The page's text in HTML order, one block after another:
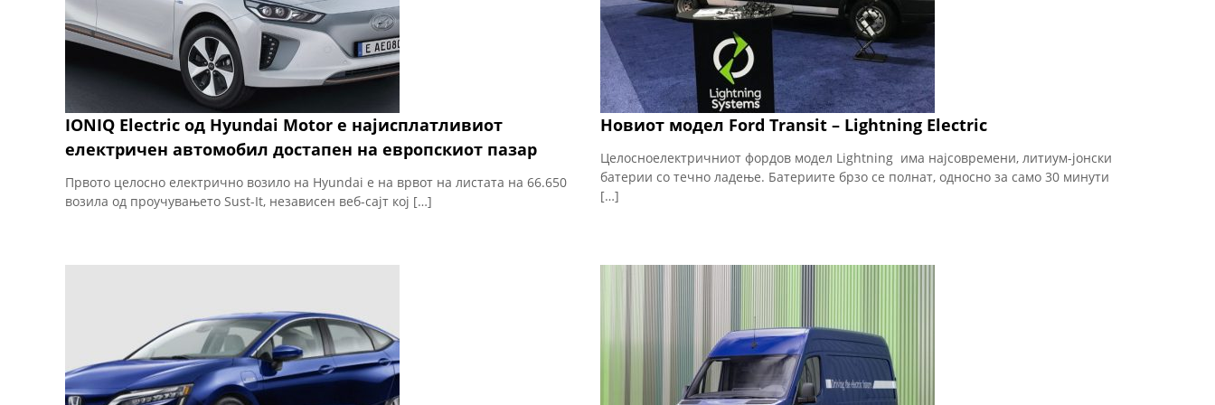
IONIQ Electric од Hyundai Motor е најисплатливиот
електричен автомобил достапен на европскиот пазар
Првото целосно електрично возило на Hyundai е на врвот на листата на 66.650
возила од проучувањето Sust-It, независен веб-сајт кој […]
Новиот модел Ford Transit – Lightning Electric
Целосноелектричниот фордов модел Lightning има најсовремени, литиум-јонски
батерии со течно ладење. Батериите брзо се полнат, односно за само 30 минути
[…]